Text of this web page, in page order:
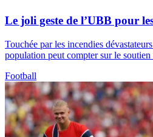
Le joli geste de l’UBB pour
Touchée par les incendies
population peut compter sur le soutien
Football